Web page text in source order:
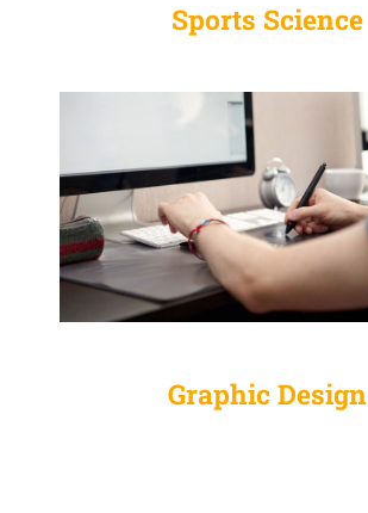
Sports Science
Graphic Design